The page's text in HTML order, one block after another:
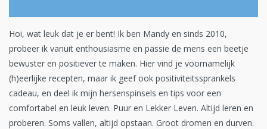
Hoi, wat leuk dat je er bent! Ik ben Mandy en sinds 2010,
probeer ik vanuit enthousiasme en passie de mens een beetje
bewuster en positiever te maken. Hier vind je voornamelijk
(h)eerlijke recepten, maar ik geef ook positiviteitssprankels
cadeau, en deel ik mijn hersenspinsels en tips voor een
comfortabel en leuk leven. Puur en Lekker Leven. Altijd leren en
proberen. Soms vallen, altijd opstaan. Groot dromen en durven.